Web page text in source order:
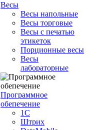
Весы
Весы напольные
Весы торговые
Весы с печатью
этикеток
Порционные весы
Весы
лабораторные
Программное
обепечение
1С
Штрих